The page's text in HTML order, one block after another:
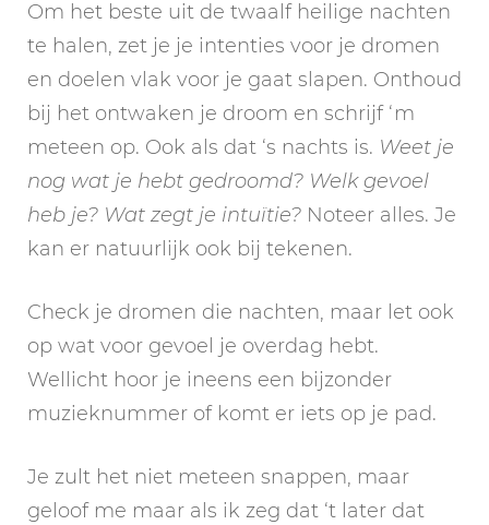
Om het beste uit de twaalf heilige nachten
te halen, zet je je intenties voor je dromen
en doelen vlak voor je gaat slapen. Onthoud
bij het ontwaken je droom en schrijf ‘m
meteen op. Ook als dat ‘s nachts is. Weet je
nog wat je hebt gedroomd? Welk gevoel
heb je? Wat zegt je intuïtie? Noteer alles. Je
kan er natuurlijk ook bij tekenen.
Check je dromen die nachten, maar let ook
op wat voor gevoel je overdag hebt.
Wellicht hoor je ineens een bijzonder
muzieknummer of komt er iets op je pad.
Je zult het niet meteen snappen, maar
geloof me maar als ik zeg dat ‘t later dat